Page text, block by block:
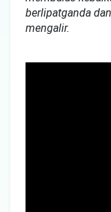
berlipatganda
mengalir.